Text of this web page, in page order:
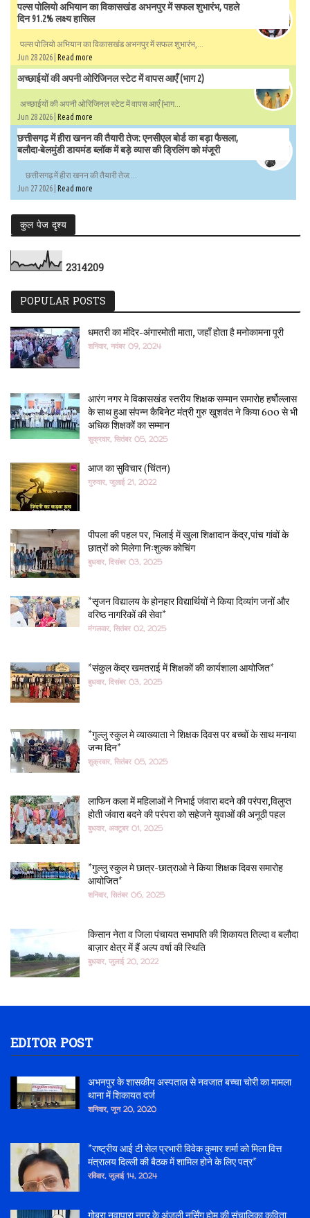
पल्स पोलियो अभियान का विकासखंड अभनपुर में सफल शुभारंभ, पहले
दिन 91.2% लक्ष्य हासिल
पल्स पोलियो अभियान का विकासखंड अभनपुर में सफल शुभारंभ,...
Jun 28 2026 | Read more
अच्छाईयों की अपनी ओरिजिनल स्टेट में वापस आएँ (भाग 2)
अच्छाईयों की अपनी ओरिजिनल स्टेट में वापस आएँ (भाग...
Jun 28 2026 | Read more
छत्तीसगढ़ में हीरा खनन की तैयारी तेज: एनसीएल बोर्ड का बड़ा फैसला,
बलौदा-बेलमुंडी डायमंड ब्लॉक में बड़े व्यास की ड्रिलिंग को मंजूरी
छत्तीसगढ़ में हीरा खनन की तैयारी तेज:...
Jun 27 2026 | Read more
कुल पेज दृश्य
2314209
POPULAR POSTS
धमतरी का मंदिर-अंगारमोती माता, जहाँ होता है मनोकामना पूरी
शनिवार, नवंबर 09, 2024
आरंग नगर मे विकासखंड स्तरीय शिक्षक सम्मान समारोह हर्षोल्लास
के साथ हुआ संपन्न कैबिनेट मंत्री गुरु खुशवंत ने किया 600 से भी
अधिक शिक्षकों का सम्मान
शुक्रवार, सितंबर 05, 2025
आज का सुविचार (चिंतन)
गुरुवार, जुलाई 21, 2022
पीपला की पहल पर, भिलाई में खुला शिक्षादान केंद्र,पांच गांवों के
छात्रों को मिलेगा निःशुल्क कोचिंग
बुधवार, दिसंबर 03, 2025
*सृजन विद्यालय के होनहार विद्यार्थियों ने किया दिव्यांग जनों और
वरिष्ठ नागरिकों की सेवा*
मंगलवार, सितंबर 02, 2025
*संकुल केंद्र खमतराई में शिक्षकों की कार्यशाला आयोजित*
बुधवार, दिसंबर 03, 2025
*गुल्लु स्कुल मे व्याख्याता ने शिक्षक दिवस पर बच्चों के साथ मनाया
जन्म दिन*
शुक्रवार, सितंबर 05, 2025
लाफिन कला में महिलाओं ने निभाई जंवारा बदने की परंपरा,विलुप्त
होती जंवारा बदने की परंपरा को सहेजने युवाओं की अनूठी पहल
बुधवार, अक्टूबर 01, 2025
*गुल्लु स्कुल मे छात्र-छात्राओ ने किया शिक्षक दिवस समारोह
आयोजित*
शनिवार, सितंबर 06, 2025
किसान नेता व जिला पंचायत सभापति की शिकायत तिल्दा व बलौदा
बाज़ार क्षेत्र में हैं अल्प वर्षा की स्थिति
बुधवार, जुलाई 20, 2022
EDITOR POST
अभनपुर के शासकीय अस्पताल से नवजात बच्चा चोरी का मामला
थाना में शिकायत दर्ज
शनिवार, जून 20, 2020
*राष्ट्रीय आई टी सेल प्रभारी विवेक कुमार शर्मा को मिला वित्त
मंत्रालय दिल्ली की बैठक में शामिल होने के लिए पत्र*
रविवार, जुलाई 14, 2024